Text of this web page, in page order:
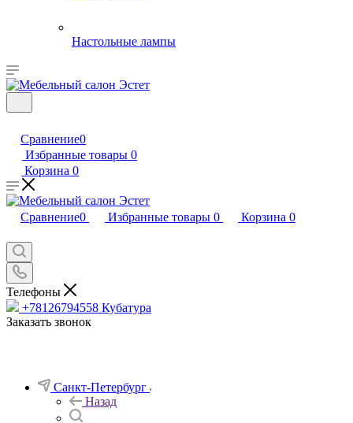
Настольные лампы
Сравнение0
Избранные товары 0
Корзина 0
Сравнение0 Избранные товары 0 Корзина 0
Телефоны
+78126794558 Кубатура
Заказать звонок
Санкт-Петербург
Назад